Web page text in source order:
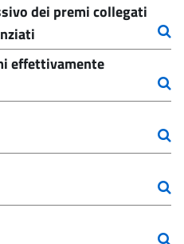
dei premi collegati
effettivamente